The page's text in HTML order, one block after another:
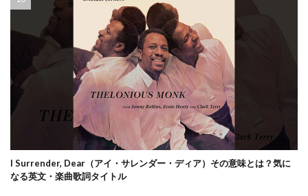
I Surrender, Dear（アイ・サレンダー・ディア）その意味とは？気に
なる英文・楽曲歌詞タイトル